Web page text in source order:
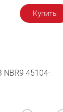
Купить
45104-